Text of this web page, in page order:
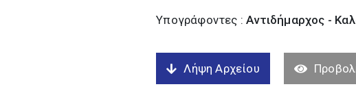
Υπογράφοντες :Αντιδήμαρχος -
Λήψη Αρχείου